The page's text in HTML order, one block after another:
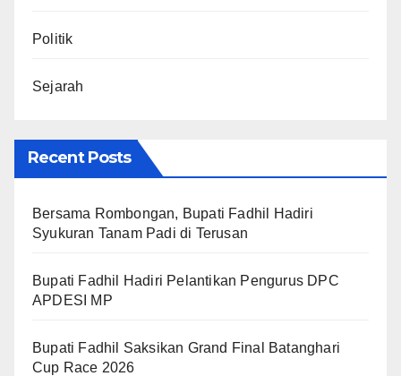
Politik
Sejarah
Recent Posts
Bersama Rombongan, Bupati Fadhil Hadiri
Syukuran Tanam Padi di Terusan
Bupati Fadhil Hadiri Pelantikan Pengurus DPC
APDESI MP
Bupati Fadhil Saksikan Grand Final Batanghari
Cup Race 2026